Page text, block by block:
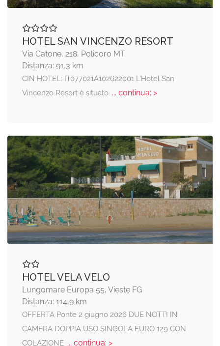
HOTEL SAN VINCENZO RESORT
Via Catone, 218, Policoro MT
Distanza: 91,3 km
CIN HOTEL: IT077021A102622001 L’Hotel San
Vincenzo Resort è situato... continua: >
HOTEL VELA VELO
Lungomare Europa 55, Vieste FG
Distanza: 114,9 km
OFFERTA Ponte 2 giugno 2026 DUE NOTTI IN
CAMERA DOPPIA USO SINGOLA EURO 129 CON
COLAZIONE... continua: >